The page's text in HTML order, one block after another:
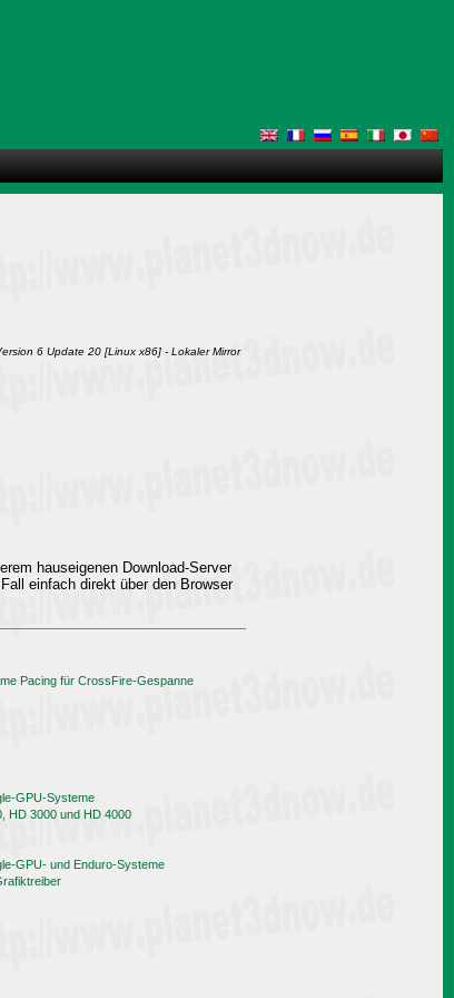
6 Update 20 [Linux x86] - Lokaler Mirror
hauseigenen Download-Server
einfach direkt über den Browser
Pacing für CrossFire-Gespanne
GPU-Systeme
HD 3000 und HD 4000
GPU- und Enduro-Systeme